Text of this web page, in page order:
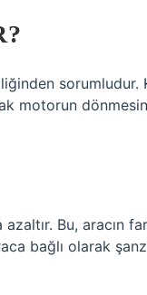
sorumludur.
motorun
Bu, aracın
bağlı olarak